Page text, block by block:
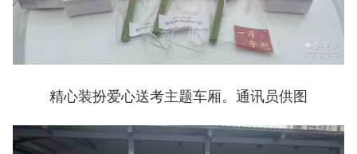
精心装扮爱心送考主题车厢。通讯员供图